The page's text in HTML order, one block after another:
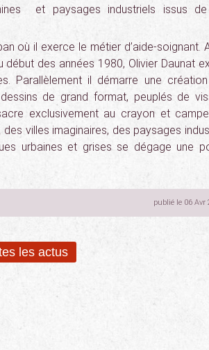
et paysages industriels issus
où il exerce le métier d’aide-soignant.
des années 1980, Olivier Daunat
Parallèlement il démarre une
de grand format, peuplés de
exclusivement au crayon et
villes imaginaires, des paysages
urbaines et grises se dégage une
publié le 06 Avr
les actus